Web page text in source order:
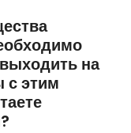
выходить на
сэтим